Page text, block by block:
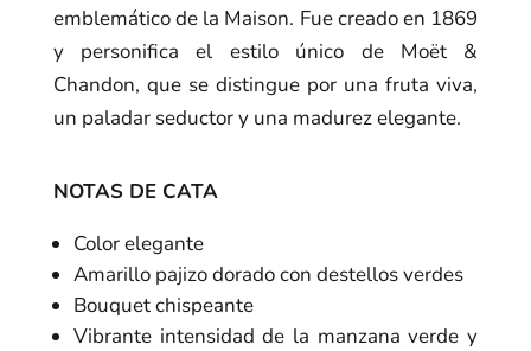
emblemático de la Maison. Fue creado en 1869
y personifica el estilo único de Moët &
Chandon, que se distingue por una fruta viva,
un paladar seductor y una madurez elegante.
NOTAS DE CATA
Color elegante
Amarillo pajizo dorado con destellos verdes
Bouquet chispeante
Vibrante intensidad de la manzana verde y